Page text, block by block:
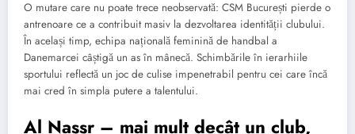
O mutare care nu poate trece neobservată: CSM București pierde o
antrenoare ce a contribuit masiv la dezvoltarea identității clubului.
În același timp, echipa națională feminină de handbal a
Danemarcei câștigă un as în mânecă. Schimbările în ierarhiile
sportului reflectă un joc de culise impenetrabil pentru cei care încă
mai cred în simpla putere a talentului.
Al Nassr – mai mult decât un club,